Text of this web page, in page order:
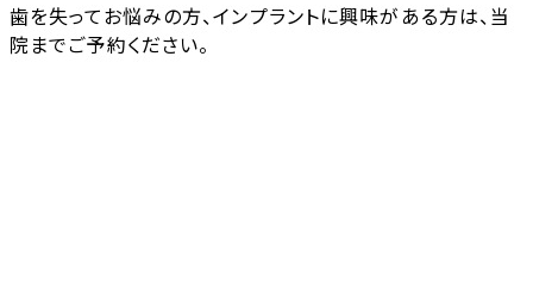
歯を失ってお悩みの方、インプラントに興味がある方は、当
院までご予約ください。